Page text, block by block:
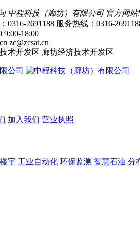
中程科技（廊坊）有限公司 官方网站!
服务热线：0316-
9:00-18:00
zc@zcsat.cn
廊坊经济技术开发区
加入我们 营业执照
宇 工业自动化 环保监测 智慧石油 分